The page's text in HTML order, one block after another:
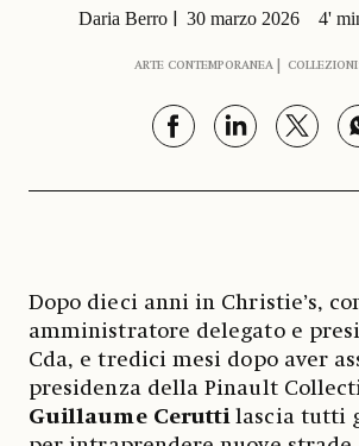
Daria Berro 30 marzo 2026 4'
ARTE CONTEMPORANEA
Dopo dieci anni in Christie’s,
amministratore delegato e
Cda, e tredici mesi dopo aver
presidenza della Pinault
Guillaume Ceruttilascia tutti